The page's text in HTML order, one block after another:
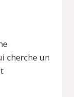
cherche un